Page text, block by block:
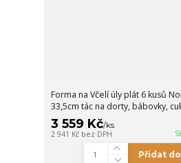
Forma na Včelí úly plát 6 kusů
33,5cm tác na dorty, bábovky,
3 559 Kč/ks
2 941 Kč bez DPH
Přidat